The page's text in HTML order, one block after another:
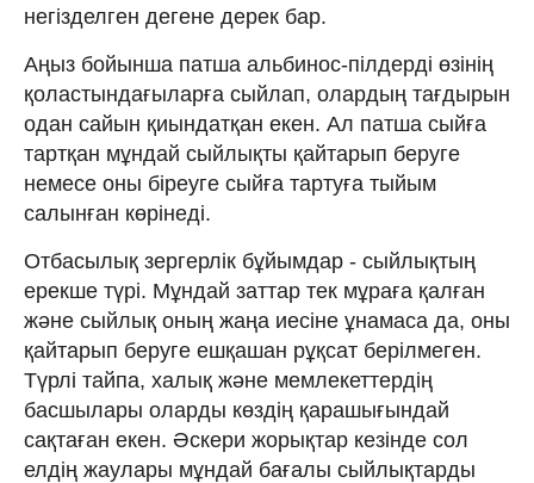
негізделген дегене дерек бар.
Аңыз бойынша патша альбинос-пілдерді өзінің
қоластындағыларға сыйлап, олардың тағдырын
одан сайын қиындатқан екен. Ал патша сыйға
тартқан мұндай сыйлықты қайтарып беруге
немесе оны біреуге сыйға тартуға тыйым
салынған көрінеді.
Отбасылық зергерлік бұйымдар - сыйлықтың
ерекше түрі. Мұндай заттар тек мұраға қалған
және сыйлық оның жаңа иесіне ұнамаса да, оны
қайтарып беруге ешқашан рұқсат берілмеген.
Түрлі тайпа, халық және мемлекеттердің
басшылары оларды көздің қарашығындай
сақтаған екен. Әскери жорықтар кезінде сол
елдің жаулары мұндай бағалы сыйлықтарды